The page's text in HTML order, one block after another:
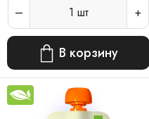
1 шт
В корзину